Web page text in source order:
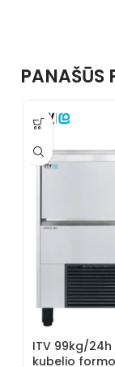
PANAŠŪS
ITV 99kg/
kubelio